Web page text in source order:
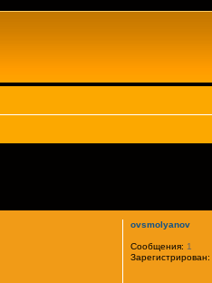
ovsmolyanov
Сообщения: 1
Зарегистрирован: